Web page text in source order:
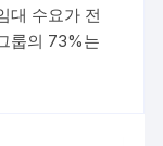
대 수요가 전
룹의 73%는